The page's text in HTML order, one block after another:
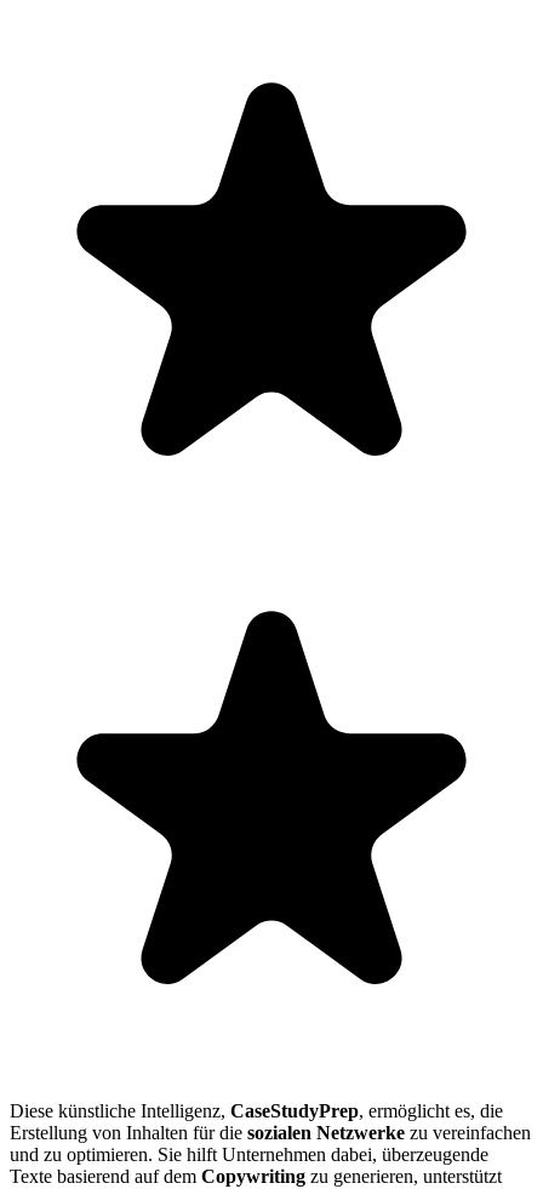
Diese künstliche Intelligenz, CaseStudyPrep, ermöglicht es, die
Erstellung von Inhalten für die sozialen Netzwerke zu vereinfachen
und zu optimieren. Sie hilft Unternehmen dabei, überzeugende
Texte basierend auf dem Copywriting zu generieren, unterstützt